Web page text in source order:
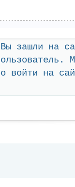
зашли на
войти на